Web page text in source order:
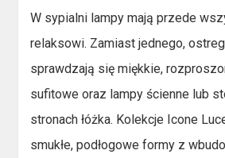
W sypialni lampy mają przede
relaksowi. Zamiast jednego,
sprawdzają się miękkie,
sufitowe oraz lampy ścienne lub
stronach łóżka. Kolekcje Icone
smukłe, podłogowe formy z